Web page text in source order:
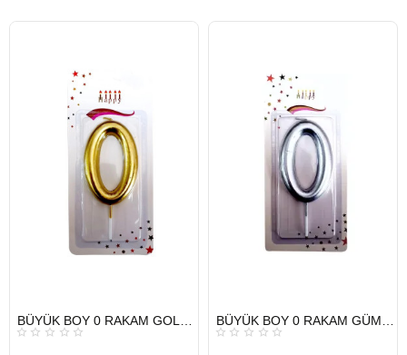
HIZLI
GÖNDERİ
HIZLI
GÖNDERİ